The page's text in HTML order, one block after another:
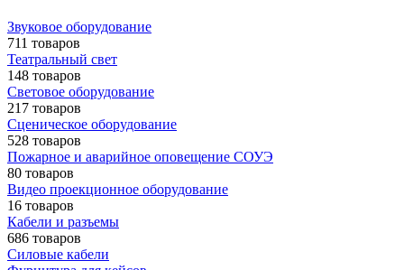
Звуковое оборудование
711 товаров
Театральный свет
148 товаров
Световое оборудование
217 товаров
Сценическое оборудование
528 товаров
Пожарное и аварийное оповещение СОУЭ
80 товаров
Видео проекционное оборудование
16 товаров
Кабели и разъемы
686 товаров
Силовые кабели